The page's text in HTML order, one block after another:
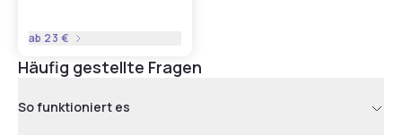
ab 23 €
Häufig gestellte Fragen
So funktioniert es